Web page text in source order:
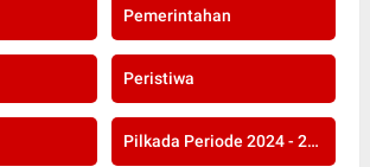
Pemerintahan
Peristiwa
Pilkada Periode 2024 - 2029